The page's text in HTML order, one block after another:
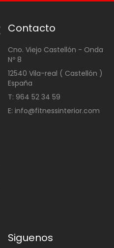
Contacto
Cno. Viejo Castellón - Onda
Nº 8
12540 Vila-real ( Castellón )
España
T: 964 52 34 59
E: info@fitnessinterior.com
Siguenos